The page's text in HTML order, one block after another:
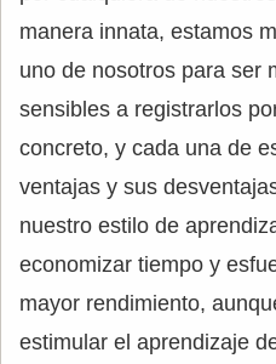
manera innata, estamos
uno de nosotros para ser
sensibles a registrarlos
concreto, y cada una de
ventajas y sus
nuestro estilo de
economizar tiempo y
mayor rendimiento,
estimular el aprendizaje